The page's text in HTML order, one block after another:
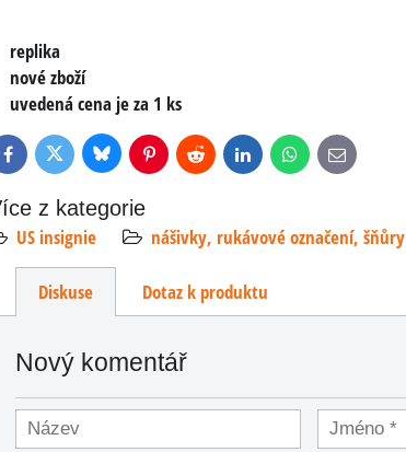
replika
nové zboží
uvedená cena je za 1 ks
FacebookTwitter BlueskyPinterestReddit LinkedInWhatsApp
E-
mail
z kategorie
US insignie
nášivky, rukávové označení, šňůry
Diskuse Dotaz k produktu
Nový komentář